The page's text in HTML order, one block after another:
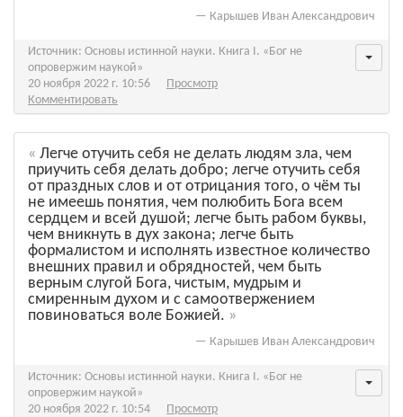
— Карышев Иван Александрович
Источник: Основы истинной науки. Книга I. «Бог не
опровержим наукой»
20 ноября 2022 г. 10:56
Просмотр
Комментировать
Легче отучить себя не делать людям зла, чем
приучить себя делать добро; легче отучить себя
от праздных слов и от отрицания того, о чём ты
не имеешь понятия, чем полюбить Бога всем
сердцем и всей душой; легче быть рабом буквы,
чем вникнуть в дух закона; легче быть
формалистом и исполнять известное количество
внешних правил и обрядностей, чем быть
верным слугой Бога, чистым, мудрым и
смиренным духом и с самоотвержением
повиноваться воле Божией.
— Карышев Иван Александрович
Источник: Основы истинной науки. Книга I. «Бог не
опровержим наукой»
20 ноября 2022 г. 10:54
Просмотр